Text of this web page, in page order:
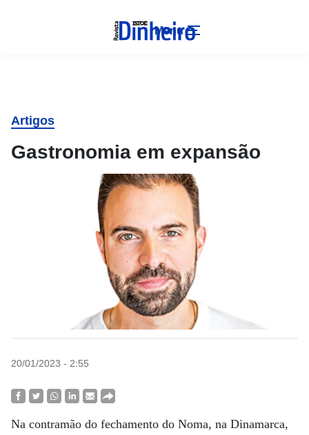
Menu
Artigos
Gastronomia em expansão
20/01/2023 - 2:55
Na contramão do fechamento do Noma, na Dinamarca,